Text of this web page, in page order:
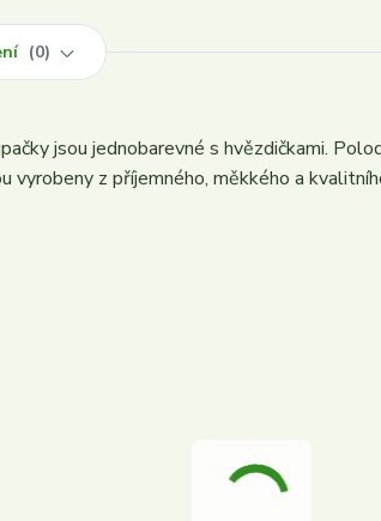
0
jsou jednobarevné s hvězdičkami.
z příjemného, měkkého a